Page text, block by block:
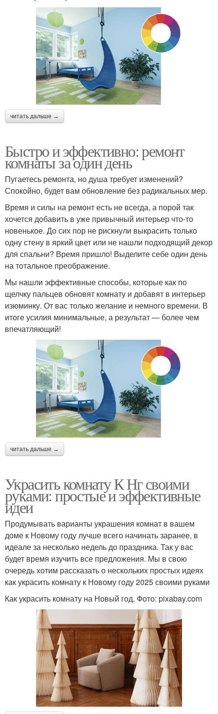
читать дальше →
Быстро и эффективно: ремонт
комнаты за один день
Пугаетесь ремонта, но душа требует изменений?
Спокойно, будет вам обновление без радикальных мер.
Время и силы на ремонт есть не всегда, а порой так
хочется добавить в уже привычный интерьер что-то
новенькое. До сих пор не рискнули выкрасить только
одну стену в яркий цвет или не нашли подходящий декор
для спальни? Время пришло! Выделите себе один день
на тотальное преображение.
Мы нашли эффективные способы, которые как по
щелчку пальцев обновят комнату и добавят в интерьер
изюминку. От вас только желание и немного времени. В
итоге усилия минимальные, а результат — более чем
впечатляющий!
читать дальше →
Украсить комнату К Нг своими
руками: простые и эффективные
идеи
Продумывать варианты украшения комнат в вашем
доме к Новому году лучше всего начинать заранее, в
идеале за несколько недель до праздника. Так у вас
будет время изучить все предложения. Мы в свою
очередь хотим рассказать о нескольких простых идеях
как украсить комнату к Новому году 2025 своими руками
Как украсить комнату на Новый год. Фото: pixabay.com